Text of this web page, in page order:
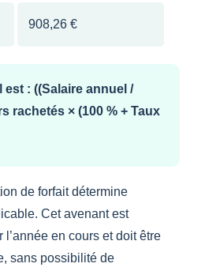
908,26 €
: ((Salaire annuel /
rachetés × (100 % + Taux
de forfait détermine
Cet avenant est
en cours et doit être
sans possibilité de